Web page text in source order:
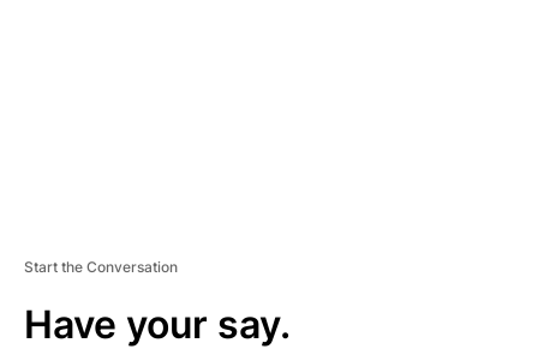
Start the Conversation
Have your say.